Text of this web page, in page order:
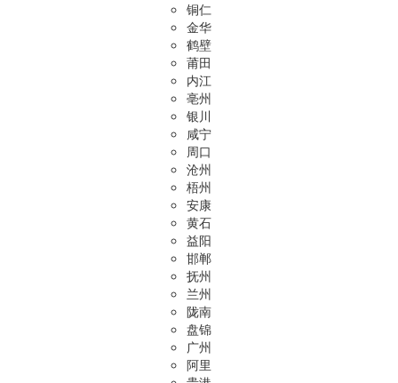
铜仁
金华
鹤壁
莆田
内江
亳州
银川
咸宁
周口
沧州
梧州
安康
黄石
益阳
邯郸
抚州
兰州
陇南
盘锦
广州
阿里